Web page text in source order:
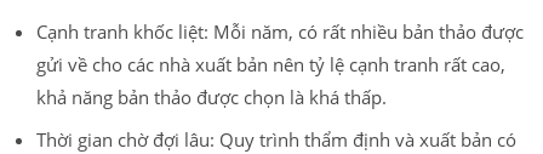
Cạnh tranh khốc liệt: Mỗi năm, có rất nhiều bản thảo được
gửi về cho các nhà xuất bản nên tỷ lệ cạnh tranh rất cao,
khả năng bản thảo được chọn là khá thấp.
Thời gian chờ đợi lâu: Quy trình thẩm định và xuất bản có